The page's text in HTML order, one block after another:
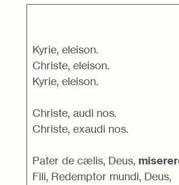
Kyrie, eleison.
Christe, eleison.
Kyrie, eleison.
Christe, audi nos.
Christe, exaudi nos.
Pater de cælis, Deus,
Fili, Redemptor mundi, Deus,